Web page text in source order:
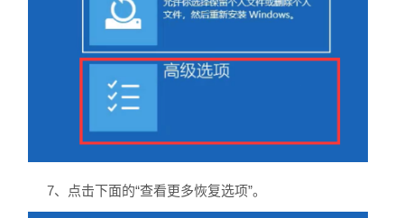
7、点击下面的“查看更多恢复选项”。